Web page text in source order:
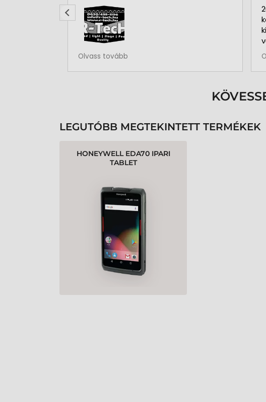
Rendben volt a rendelésem
Olvass tovább
LEGUTÓBB MEGTEKINTETT TERMÉKEK
HONEYWELL EDA70 IPARI
TABLET